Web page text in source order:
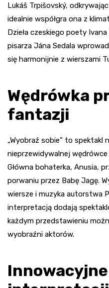
Lukáš Trpišovský,
idealnie współgra ona z
Dzieła czeskiego poety
pisarza Jána Sedala
się harmonijnie z wierszami
Wędrówka
fantazji
„Wyobraź sobie” to spektakl
nieprzewidywalnej
Główna bohaterka, Anusia,
porwaniu przez Babę Jagę.
wiersze i muzyka autorstwa
interpretacją dodają
każdym przedstawieniu
wyobraźni aktorów.